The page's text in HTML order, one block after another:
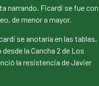
narrando. Ficardi se fue con
de menor a mayor.
se anotaría en las tablas,
la Cancha 2 de Los
la resistencia de Javier